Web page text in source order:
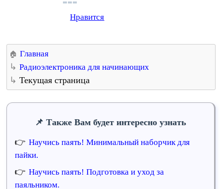
Нравится
Главная
Радиоэлектроника для начинающих
Текущая страница
Также Вам будет интересно узнать
Научись паять! Минимальный наборчик для
пайки.
Научись паять! Подготовка и уход за
паяльником.